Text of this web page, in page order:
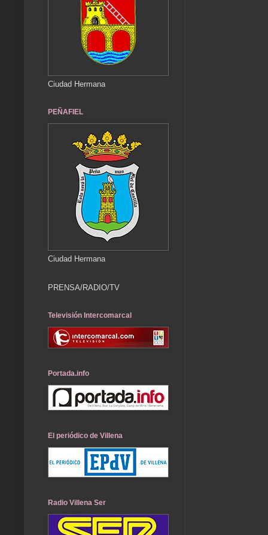
Ciudad Hermana
PEÑAFIEL
Ciudad Hermana
PRENSA/RADIO/TV
Televisión Intercomarcal
Portada.info
El periódico de Villena
Radio Villena Ser